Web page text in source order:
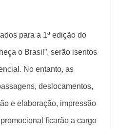
para a 1ª edição do
o Brasil”, serão isentos
No entanto, as
deslocamentos,
e elaboração, impressão
ficarão a cargo